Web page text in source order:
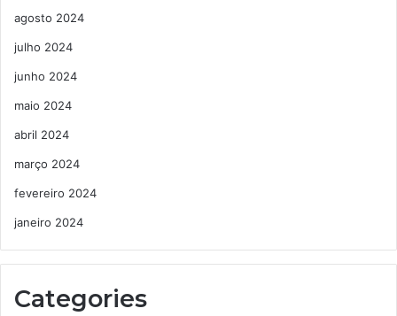
agosto 2024
julho 2024
junho 2024
maio 2024
abril 2024
março 2024
fevereiro 2024
janeiro 2024
Categories